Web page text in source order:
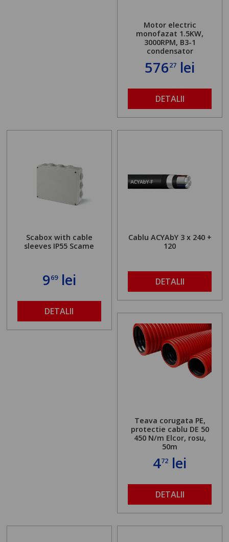
Motor electric
monofazat 1.5KW,
3000RPM, B3-1
condensator
57627 lei
DETALII
Scabox with cable
sleeves IP55 Scame
969lei
DETALII
Cablu ACYAbY 3 x 240 +
120
DETALII
Teava corugata PE,
protectie cablu DE 50
450 N/m Elcor, rosu,
50m
472 lei
DETALII